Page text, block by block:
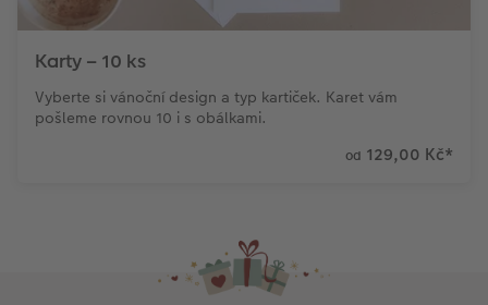
Karty – 10 ks
Vyberte si vánoční design a typ kartiček. Karet vám
pošleme rovnou 10 i s obálkami.
od 129,00 Kč*